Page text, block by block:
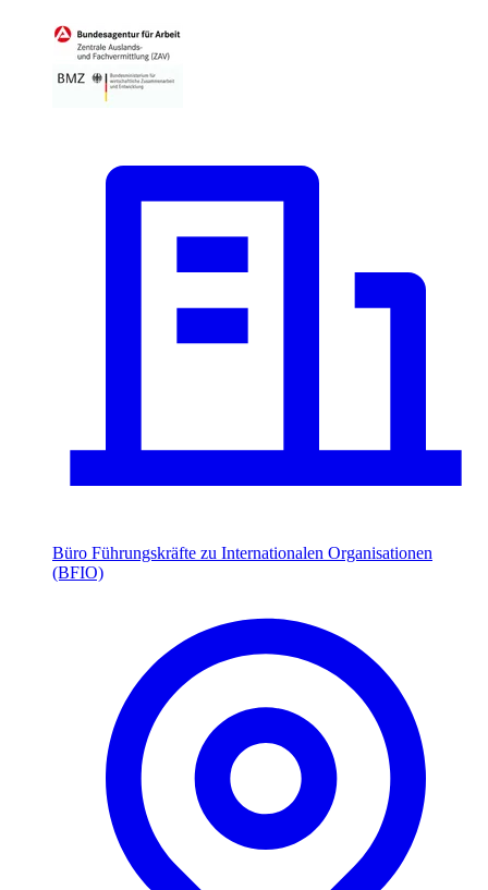
Büro Führungskräfte zu Internationalen Organisationen
(BFIO)